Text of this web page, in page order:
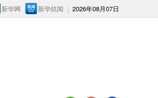
2026年08月07日
新华炫闻
新华网